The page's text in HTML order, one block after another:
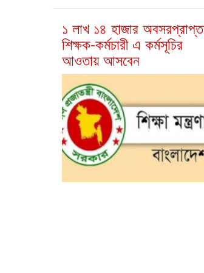
১ লাখ ১৪ হাজার অবসরপ্রাপ্ত
শিক্ষক-কর্মচারী এ কর্মসূচির
আওতায় আসবেন